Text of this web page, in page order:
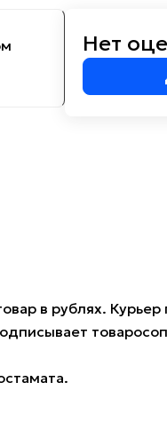
Нет
в рублях. Курьер